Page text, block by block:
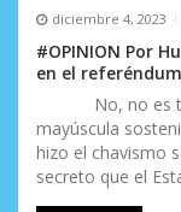
s diciembre 4, 2023
#OPINION Por
en el
No, no es
mayúscula
hizo el chavismo
secreto que el